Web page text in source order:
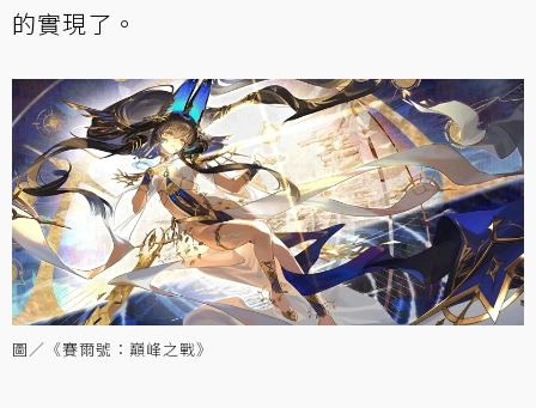
的實現了。
圖／《賽爾號：巔峰之戰》